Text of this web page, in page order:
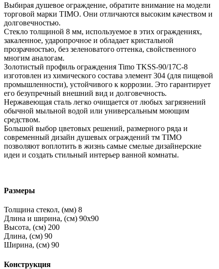
Выбирая душевое ограждение, обратите внимание на модели
торговой марки TIMO. Они отличаются высоким качеством и
долговечностью.
Стекло толщиной 8 мм, используемое в этих ограждениях,
закаленное, ударопрочное и обладает кристальной
прозрачностью, без зеленоватого оттенка, свойственного
многим аналогам.
Золотистый профиль ограждения Timo TKSS-90/17C-8
изготовлен из химического состава элемент 304 (для пищевой
промышленности), устойчивого к коррозии. Это гарантирует
его безупречный внешний вид и долговечность.
Нержавеющая сталь легко очищается от любых загрязнений
обычной мыльной водой или универсальным моющим
средством.
Большой выбор цветовых решений, размерного ряда и
современный дизайн душевых ограждений тм TIMO
позволяют воплотить в жизнь самые смелые дизайнерские
идеи и создать стильный интерьер ванной комнаты.
Размеры
Толщина стекол, (мм) 8
Длина и ширина, (см) 90x90
Высота, (см) 200
Длина, (см) 90
Ширина, (см) 90
Конструкция